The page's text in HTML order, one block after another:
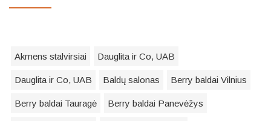
Akmens stalvirsiai Dauglita ir Co, UAB
Dauglita ir Co, UAB Baldų salonas Berry baldai Vilnius
Berry baldai Tauragė Berry baldai Panevėžys